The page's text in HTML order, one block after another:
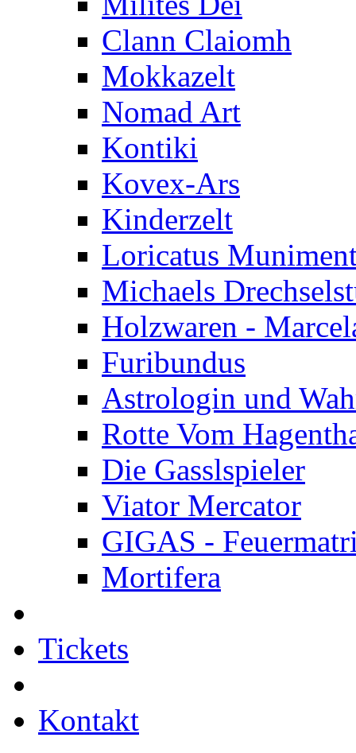
Clann Claiomh
Mokkazelt
Nomad Art
Kontiki
Kovex-Ars
Kinderzelt
Loricatus
Michaels
Holzwaren -
Furibundus
Astrologin und
Rotte Vom
Die Gasslspieler
Viator Mercator
GIGAS -
Mortifera
Tickets
Kontakt